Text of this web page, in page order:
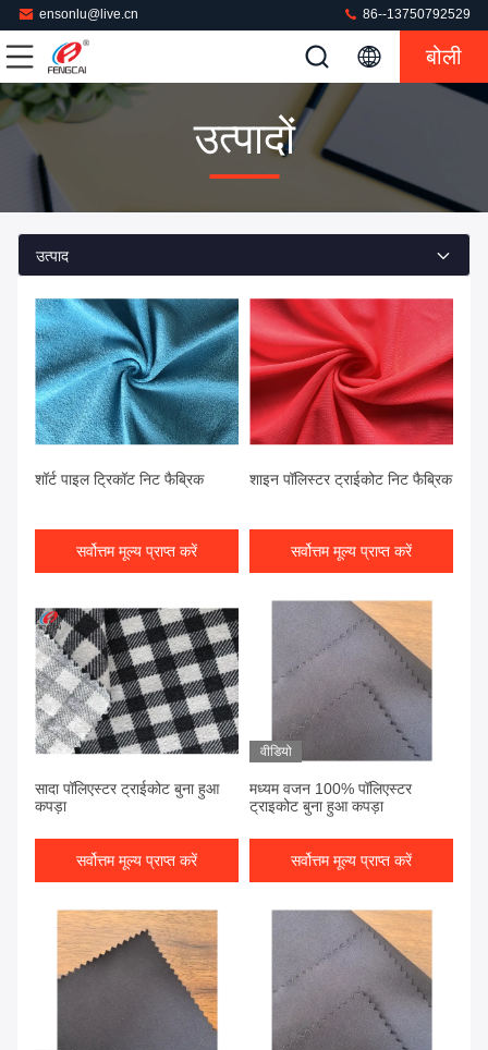
ensonlu@live.cn 86--13750792529
बोली
उत्पादों
उत्पाद
शॉर्ट पाइल ट्रिकॉट निट फैब्रिक
सर्वोत्तम मूल्य प्राप्त करें
शाइन पॉलिस्टर ट्राईकोट निट फैब्रिक
सर्वोत्तम मूल्य प्राप्त करें
सादा पॉलिएस्टर ट्राईकोट बुना हुआ
कपड़ा
सर्वोत्तम मूल्य प्राप्त करें
वीडियो
मध्यम वजन 100% पॉलिएस्टर
ट्राइकोट बुना हुआ कपड़ा
सर्वोत्तम मूल्य प्राप्त करें